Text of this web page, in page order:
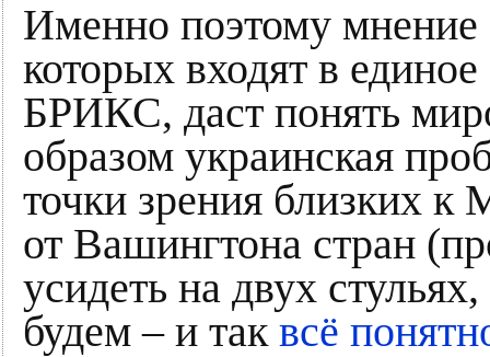
Именно поэтому мнение
которых входят в
БРИКС, даст понять
образом украинская
точки зрения близких к
от Вашингтона стран
усидеть на двух
будем – и так всё